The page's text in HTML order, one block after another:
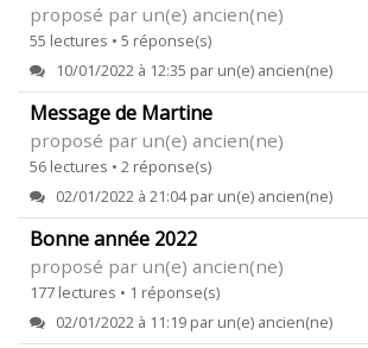
proposé par un(e) ancien(ne)
55 lectures • 5 réponse(s)
10/01/2022 à 12:35 par un(e) ancien(ne)
Message de Martine
proposé par un(e) ancien(ne)
56 lectures • 2 réponse(s)
02/01/2022 à 21:04 par un(e) ancien(ne)
Bonne année 2022
proposé par un(e) ancien(ne)
177 lectures • 1 réponse(s)
02/01/2022 à 11:19 par un(e) ancien(ne)